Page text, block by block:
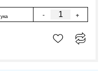
- +